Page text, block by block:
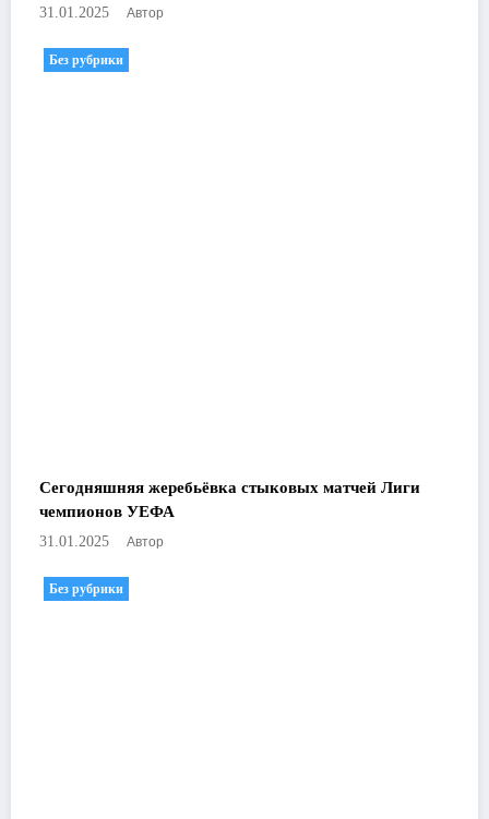
31.01.2025 Автор
Без рубрики
Сегодняшняя жеребьёвка стыковых матчей Лиги
чемпионов УЕФА
31.01.2025 Автор
Без рубрики